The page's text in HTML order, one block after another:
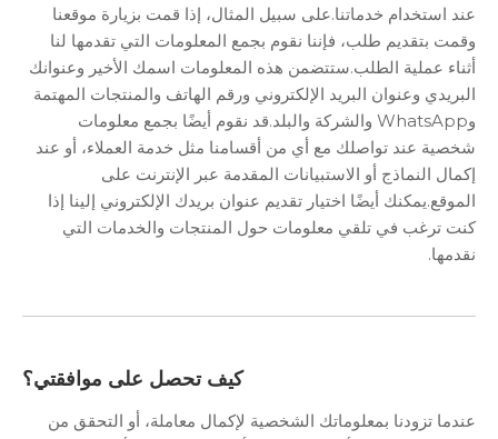
عند استخدام خدماتنا.على سبيل المثال، إذا قمت بزيارة موقعنا
وقمت بتقديم طلب، فإننا نقوم بجمع المعلومات التي تقدمها لنا
أثناء عملية الطلب.ستتضمن هذه المعلومات اسمك الأخير وعنوانك
البريدي وعنوان البريد الإلكتروني ورقم الهاتف والمنتجات المهتمة
وWhatsApp والشركة والبلد.قد نقوم أيضًا بجمع معلومات
شخصية عند تواصلك مع أي من أقسامنا مثل خدمة العملاء، أو عند
إكمال النماذج أو الاستبيانات المقدمة عبر الإنترنت على
الموقع.يمكنك أيضًا اختيار تقديم عنوان بريدك الإلكتروني إلينا إذا
كنت ترغب في تلقي معلومات حول المنتجات والخدمات التي
نقدمها.
كيف تحصل على موافقتي؟
عندما تزودنا بمعلوماتك الشخصية لإكمال معاملة، أو التحقق من